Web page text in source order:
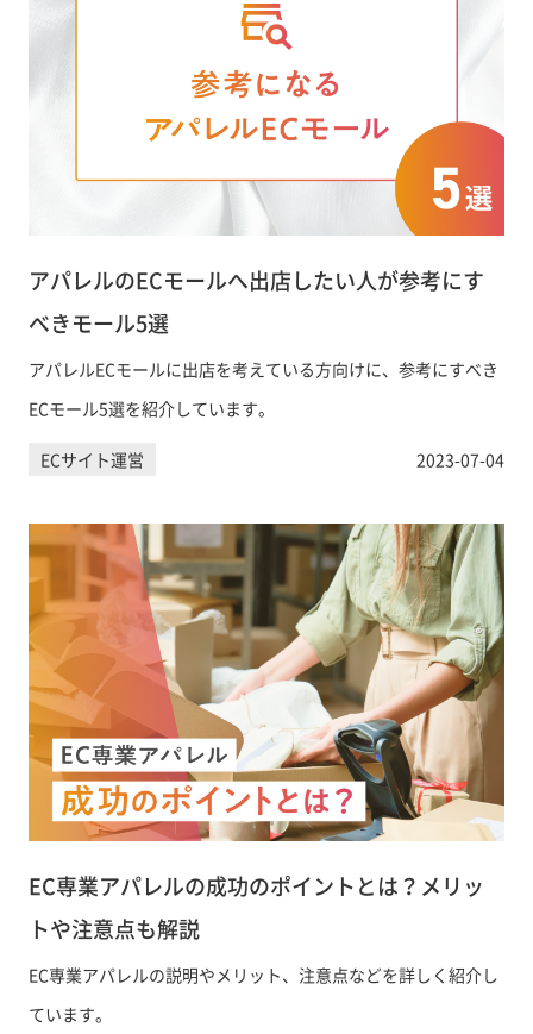
アパレルのECモールへ出店したい人が参考にす
べきモール5選
アパレルECモールに出店を考えている方向けに、参考にすべき
ECモール5選を紹介しています。
ECサイト運営 2023-07-04
EC専業アパレルの成功のポイントとは？メリッ
トや注意点も解説
EC専業アパレルの説明やメリット、注意点などを詳しく紹介し
ています。